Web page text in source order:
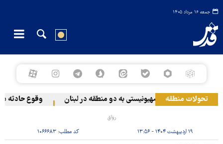
جمعه ۱۶ مرداد ۱۴۰۵
تحولات منطقه
حمله رژیم صهیونیستی به دو منطقه در لبنان وقوع حادثه
رواق
۱۹ اردیبهشت ۱۴۰۴ - ۱۳:۵۶ کد مطلب: ۱۰۶۶۶۸۳